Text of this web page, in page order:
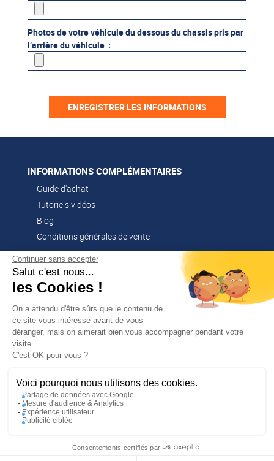
Continuer sans accepter
Salut c'est nous...
les Cookies !
On a attendu d'être sûrs que le contenu de
ce site vous intéresse avant de vous
déranger, mais on aimerait bien vous accompagner pendant votre
visite...
C'est OK pour vous ?
Voici pourquoi nous utilisons des cookies.
Partage de données avec Google
Mesure d'audience & Analytics
Expérience utilisateur
Publicité ciblée
Consentements certifiés par
Photos de votre véhicule du dessous du chassis pris par
l’arrière du véhicule :
INFORMATIONS COMPLÉMENTAIRES
Guide d'achat
Tutoriels vidéos
Blog
Conditions générales de vente
CONTACT
02 51 52 26 57
contacts@franssen-loisirs.fr
NOS MARQUES PARTENAIRES
Altago
Multi-Mover
UNE RÉALISATION MEDIAPILOTE/MENTIONS
PROFITEZ DE -5 %
vous abonnant à notre newsletter !
J'en profite